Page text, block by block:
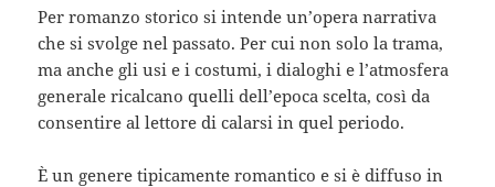
Per romanzo storico si intende un’opera narrativa
che si svolge nel passato. Per cui non solo la trama,
ma anche gli usi e i costumi, i dialoghi e l’atmosfera
generale ricalcano quelli dell’epoca scelta, così da
consentire al lettore di calarsi in quel periodo.
È un genere tipicamente romantico e si è diffuso in